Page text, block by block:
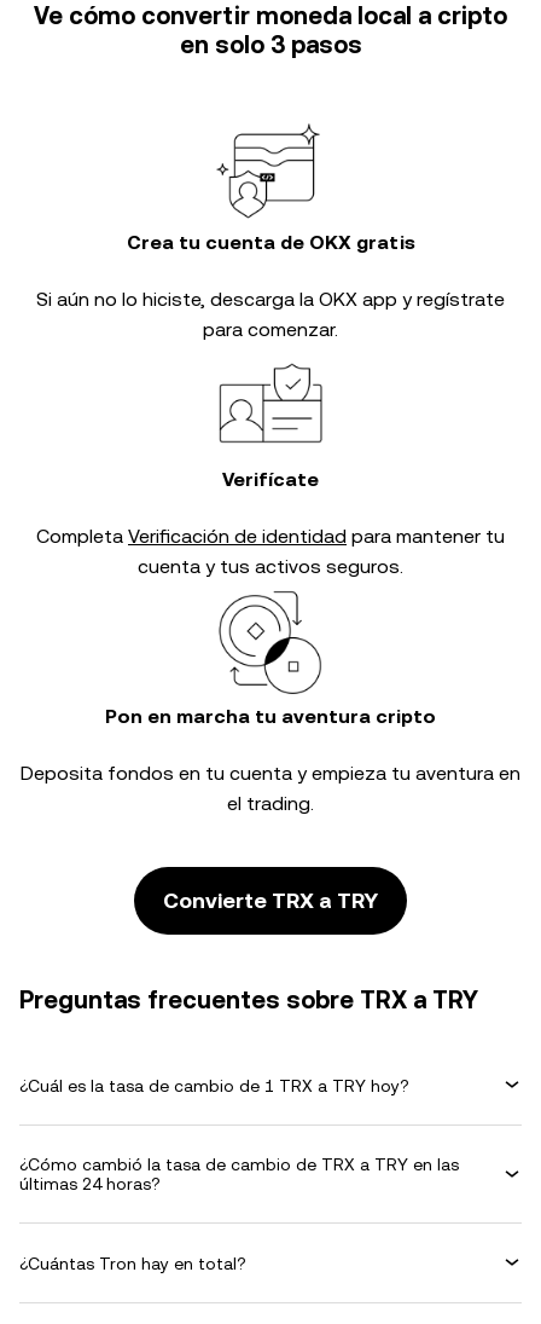
Ve cómo convertir moneda local a cripto
en solo 3 pasos
Crea tu cuenta de OKX gratis
Si aún no lo hiciste, descarga la OKX app y regístrate
para comenzar.
Verifícate
Completa Verificación de identidad para mantener tu
cuenta y tus activos seguros.
Pon en marcha tu aventura cripto
Deposita fondos en tu cuenta y empieza tu aventura en
el trading.
Convierte TRX a TRY
Preguntas frecuentes sobre TRX a TRY
¿Cuál es la tasa de cambio de 1 TRX a TRY hoy?
¿Cómo cambió la tasa de cambio de TRX a TRY en las
últimas 24 horas?
¿Cuántas Tron hay en total?